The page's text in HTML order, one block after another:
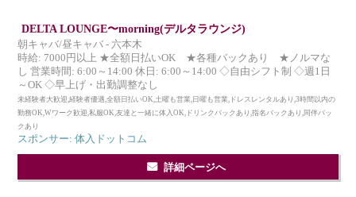
DELTA LOUNGE〜morning(デルタラウンジ)
朝キャバ/昼キャバ - 六本木
時給: 7000円以上 ★全額日払いOK ★各種バックあり ★ノルマな
し 営業時間: 6:00～14:00 休日: 6:00～14:00 ◇自由シフト制 ◇週1日
～OK ◇早上げ・出勤調整なし
未経験者大歓迎,経験者優遇,全額日払いOK,土曜も営業,日曜も営業,ドレスレンタルあり,3時間以内の
勤務OK,Wワーク歓迎,私服OK,友達と一緒に体入OK,ドリンクバックあり,指名バックあり,同伴バッ
クあり
スポンサー: 体入ドットコム
詳細ページへ